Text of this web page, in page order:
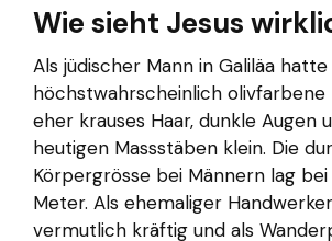
Wie sieht Jesus
Als jüdischer Mann in Galiläa
höchstwahrscheinlich olivfarbene
eher krauses Haar, dunkle Augen
heutigen Massstäben klein. Die
Körpergrösse bei Männern lag bei
Meter. Als ehemaliger
vermutlich kräftig und als